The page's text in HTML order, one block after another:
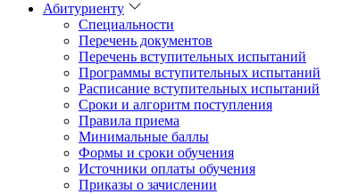
Абитуриенту
Специальности
Перечень документов
Перечень вступительных испытаний
Программы вступительных испытаний
Расписание вступительных испытаний
Сроки и алгоритм поступления
Правила приема
Минимальные баллы
Формы и сроки обучения
Источники оплаты обучения
Приказы о зачислении